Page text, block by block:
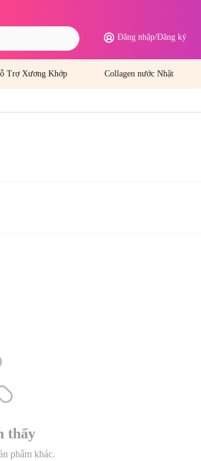
Đăng nhập/Đăng ký
Trợ Xương Khớp Collagen nước Nhật
thấy
phẩm khác.